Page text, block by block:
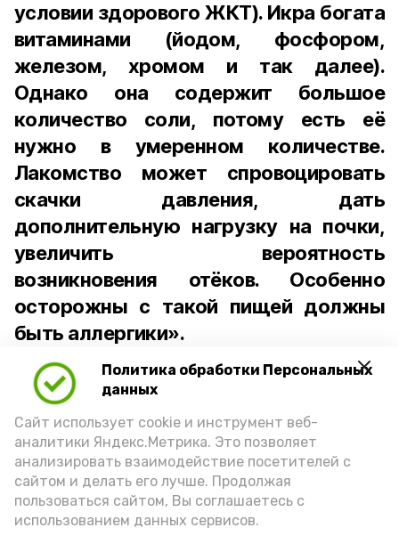
Политика обработки Персональных
данных
Сайт использует cookie и инструмент веб-
аналитики Яндекс.Метрика. Это позволяет
анализировать взаимодействие посетителей с
сайтом и делать его лучше. Продолжая
пользоваться сайтом, Вы соглашаетесь с
использованием данных сервисов.
условии здорового ЖКТ). Икра богата
витаминами (йодом, фосфором,
железом, хромом и так далее).
Однако она содержит большое
количество соли, потому есть её
нужно в умеренном количестве.
Лакомство может спровоцировать
скачки давления, дать
дополнительную нагрузку на почки,
увеличить вероятность
возникновения отёков. Особенно
осторожны с такой пищей должны
быть аллергики».
Для взрослого человека безопасной
порцией икры считается 30-50 граммов
(2-3 ложки). При этом следует обратить
внимание на хлеб, с которым она
подаётся: лучше выбирать
цельнозерновой, с мукой грубого
помола. Есть икру следует в первой